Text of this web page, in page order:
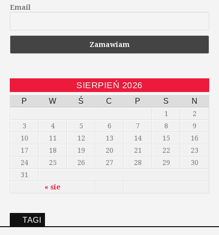
Email
SIERPIEŃ 2026
P W Ś C P S N
« sie
1
2
3
4 5 6 7 8
9
10
11 12 13 14 15
16
17
18 19 20 21 22
23
24
25 26 27 28 29
30
31
TAGI